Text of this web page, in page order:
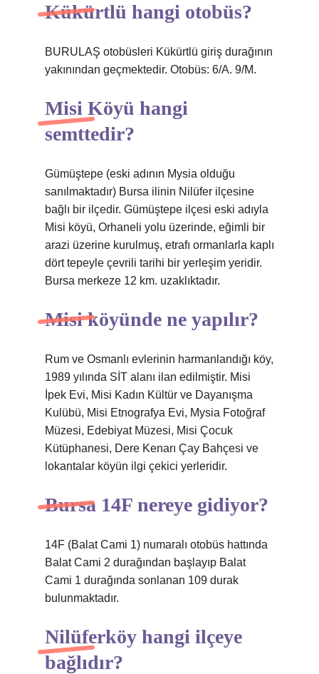
Kükürtlü hangi otobüs?
BURULAŞ otobüsleri Kükürtlü giriş durağının
yakınından geçmektedir. Otobüs: 6/A. 9/M.
Misi Köyü hangi
semttedir?
Gümüştepe (eski adının Mysia olduğu
sanılmaktadır) Bursa ilinin Nilüfer ilçesine
bağlı bir ilçedir. Gümüştepe ilçesi eski adıyla
Misi köyü, Orhaneli yolu üzerinde, eğimli bir
arazi üzerine kurulmuş, etrafı ormanlarla kaplı
dört tepeyle çevrili tarihi bir yerleşim yeridir.
Bursa merkeze 12 km. uzaklıktadır.
Misi köyünde ne yapılır?
Rum ve Osmanlı evlerinin harmanlandığı köy,
1989 yılında SİT alanı ilan edilmiştir. Misi
İpek Evi, Misi Kadın Kültür ve Dayanışma
Kulübü, Misi Etnografya Evi, Mysia Fotoğraf
Müzesi, Edebiyat Müzesi, Misi Çocuk
Kütüphanesi, Dere Kenarı Çay Bahçesi ve
lokantalar köyün ilgi çekici yerleridir.
Bursa 14F nereye gidiyor?
14F (Balat Cami 1) numaralı otobüs hattında
Balat Cami 2 durağından başlayıp Balat
Cami 1 durağında sonlanan 109 durak
bulunmaktadır.
Nilüferköy hangi ilçeye
bağlıdır?